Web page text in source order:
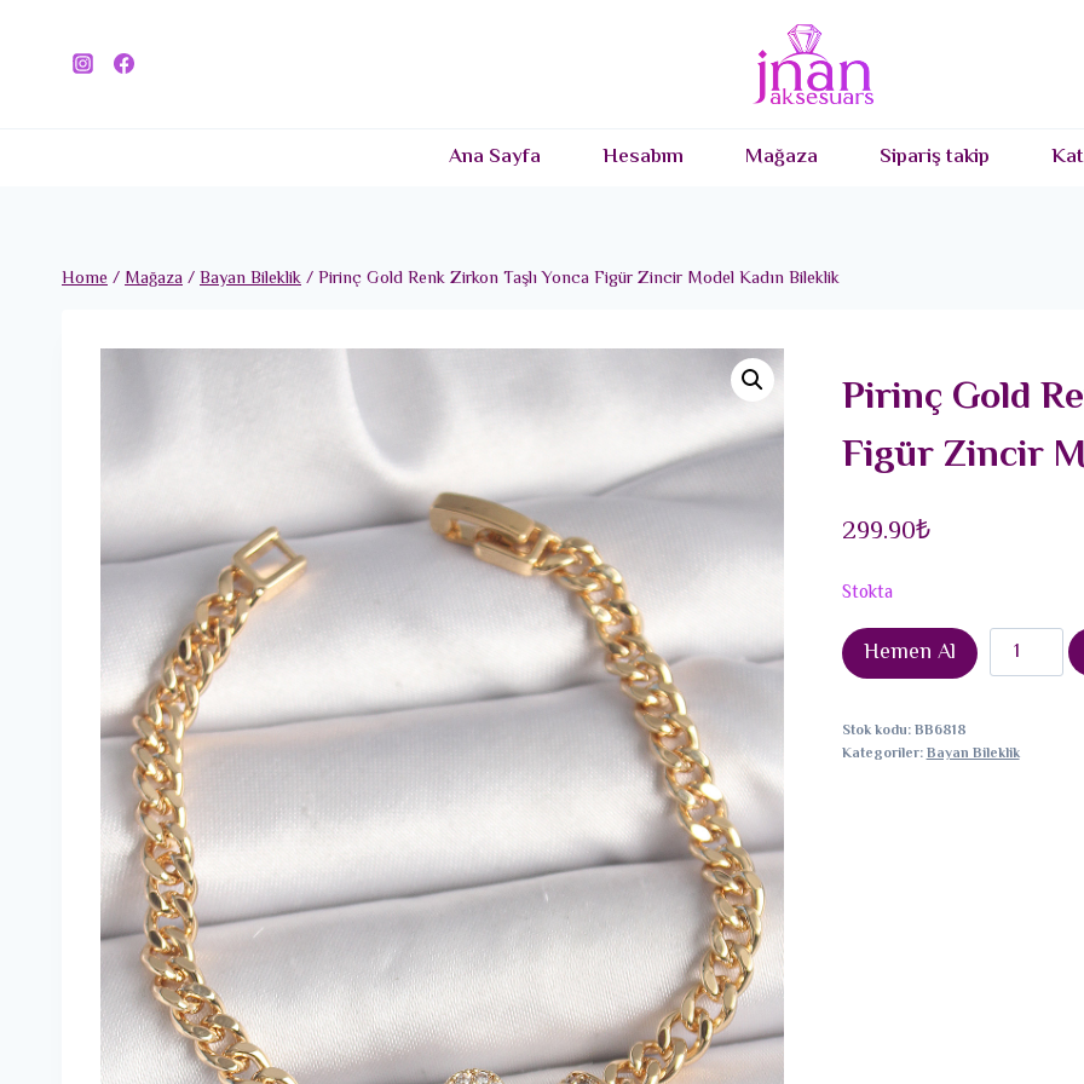
Ana Sayfa Hesabım Mağaza Sipariş takip
Home/Mağaza/Bayan Bileklik/Pirinç Gold Renk Zirkon Taşlı Yonca Figür Zincir Model Kadın Bileklik
Pirinç Gold
Figür Zincir
299.90₺
Stokta
Hemen Al
Pirinç
Gold
Zirkon
Stok kodu:BB6818
Kategoriler:Bayan Bileklik